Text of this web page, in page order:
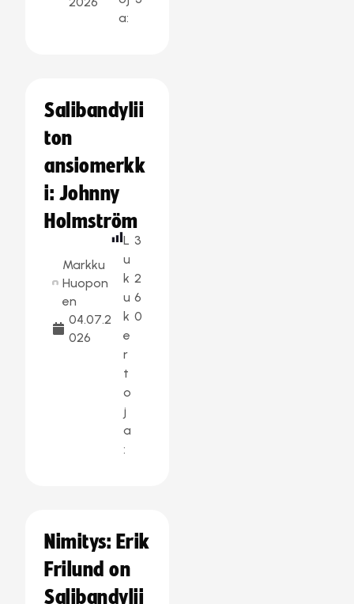
a:
Salibandylii
ton
ansiomerkk
i: Johnny
Holmström
Markku
Huopon
en
04.07.2
026
L
u
k
u
k
e
r
t
o
j
a
:
3
2
6
0
Nimitys: Erik
Frilund on
Salibandylii